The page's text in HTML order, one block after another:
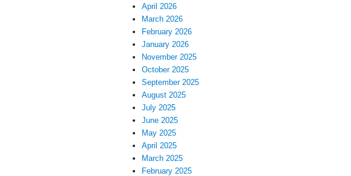
April 2026
March 2026
February 2026
January 2026
November 2025
October 2025
September 2025
August 2025
July 2025
June 2025
May 2025
April 2025
March 2025
February 2025